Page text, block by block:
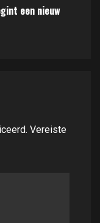
een nieuw
Vereiste